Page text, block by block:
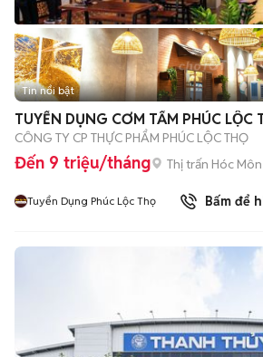
Tin nổi bật
TUYỂN DỤNG CƠM TẤM PHÚC LỘC
CÔNG TY CP THỰC PHẨM PHÚC LỘC THỌ
Đến 9 triệu/tháng Thị trấn Hóc Môn
Tuyển Dụng Phúc Lộc Thọ Bấm để